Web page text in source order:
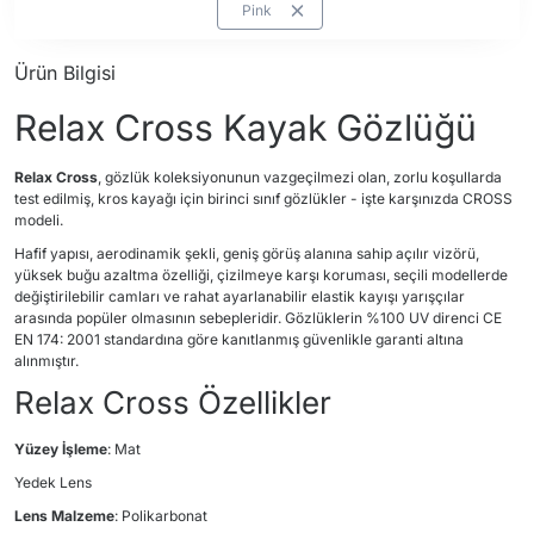
Pink
Ürün Bilgisi
Relax Cross Kayak Gözlüğü
Relax Cross, gözlük koleksiyonunun vazgeçilmezi olan, zorlu koşullarda
test edilmiş, kros kayağı için birinci sınıf gözlükler - işte karşınızda CROSS
modeli.
Hafif yapısı, aerodinamik şekli, geniş görüş alanına sahip açılır vizörü,
yüksek buğu azaltma özelliği, çizilmeye karşı koruması, seçili modellerde
değiştirilebilir camları ve rahat ayarlanabilir elastik kayışı yarışçılar
arasında popüler olmasının sebepleridir. Gözlüklerin %100 UV direnci CE
EN 174: 2001 standardına göre kanıtlanmış güvenlikle garanti altına
alınmıştır.
Relax Cross Özellikler
Yüzey İşleme: Mat
Yedek Lens
Lens Malzeme: Polikarbonat